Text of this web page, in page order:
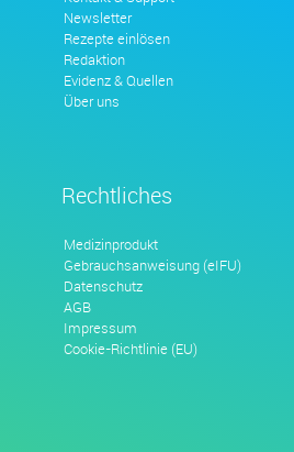
Newsletter
Rezepte einlösen
Redaktion
Evidenz & Quellen
Über uns
Rechtliches
Medizinprodukt
Gebrauchsanweisung (eIFU)
Datenschutz
AGB
Impressum
Cookie-Richtlinie (EU)